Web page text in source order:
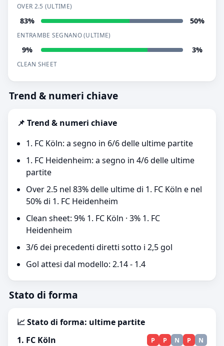
OVER 2.5 (ULTIME)
83% 50%
ENTRAMBE SEGNANO (ULTIME)
9% 3%
CLEAN SHEET
Trend & numeri chiave
📌 Trend & numeri chiave
1. FC Köln: a segno in 6/6 delle ultime partite
1. FC Heidenheim: a segno in 4/6 delle ultime
partite
Over 2.5 nel 83% delle ultime di 1. FC Köln e nel
50% di 1. FC Heidenheim
Clean sheet: 9% 1. FC Köln · 3% 1. FC
Heidenheim
3/6 dei precedenti diretti sotto i 2,5 gol
Gol attesi dal modello: 2.14 - 1.4
Stato di forma
📈 Stato di forma: ultime partite
1. FC Köln
P P N P N